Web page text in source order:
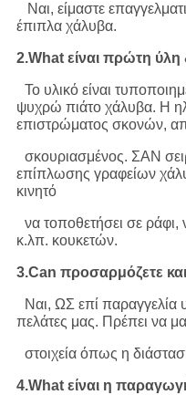
Ναι, είμαστε
έπιπλα χάλυβα.
2.What είναι πρώτη
Το υλικό είναι
ψυχρώ πιάτο χάλυβα. Η
επιστρώματος σκονών,
σκουριασμένος. ΣΑΝ
επίπλωσης γραφείων
κινητό
να τοποθετήσει σε
κ.λπ. κουκετών.
3.Can προσαρμόζετε
Ναι, ΩΣ επί
πελάτες μας. Πρέπει να
στοιχεία όπως η
4.What είναι η